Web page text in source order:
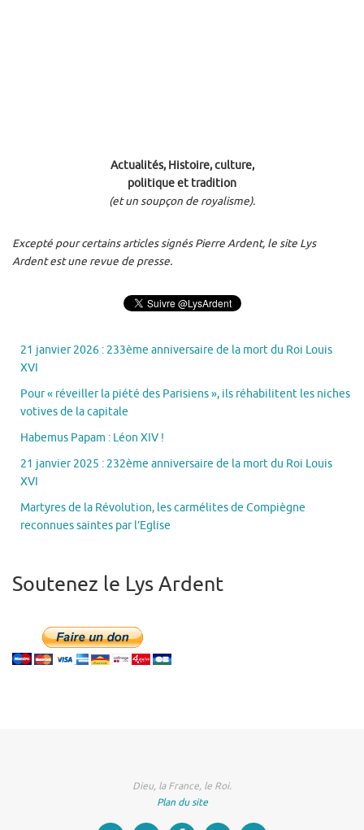
Actualités, Histoire, culture,
politique et tradition
(et un soupçon de royalisme).
Excepté pour certains articles signés Pierre Ardent, le site Lys
Ardent est une revue de presse.
21 janvier 2026 : 233ème anniversaire de la mort du Roi Louis
XVI
Pour « réveiller la piété des Parisiens », ils réhabilitent les niches
votives de la capitale
Habemus Papam : Léon XIV !
21 janvier 2025 : 232ème anniversaire de la mort du Roi Louis
XVI
Martyres de la Révolution, les carmélites de Compiègne
reconnues saintes par l’Eglise
Soutenez le Lys Ardent
Dieu, la France, le Roi.
Plan du site